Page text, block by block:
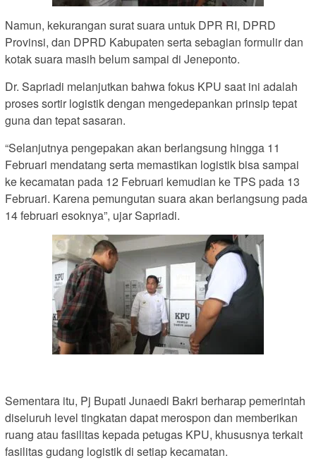
Namun, kekurangan surat suara untuk DPR RI, DPRD
Provinsi, dan DPRD Kabupaten serta sebagian formulir dan
kotak suara masih belum sampai di Jeneponto.
Dr. Sapriadi melanjutkan bahwa fokus KPU saat ini adalah
proses sortir logistik dengan mengedepankan prinsip tepat
guna dan tepat sasaran.
“Selanjutnya pengepakan akan berlangsung hingga 11
Februari mendatang serta memastikan logistik bisa sampai
ke kecamatan pada 12 Februari kemudian ke TPS pada 13
Februari. Karena pemungutan suara akan berlangsung pada
14 februari esoknya”, ujar Sapriadi.
Sementara itu, Pj Bupati Junaedi Bakri berharap pemerintah
diseluruh level tingkatan dapat merospon dan memberikan
ruang atau fasilitas kepada petugas KPU, khususnya terkait
fasilitas gudang logistik di setiap kecamatan.